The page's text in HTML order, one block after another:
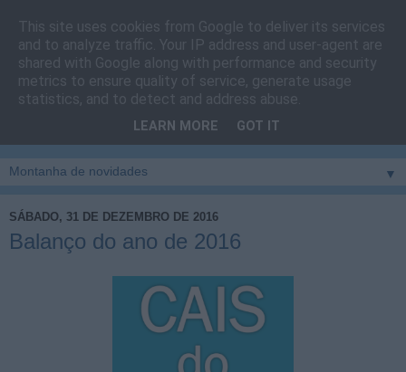
Cais do Pico
Blog sobre um pouco de tudo relacionado com a ilha
vila e ao concelho de São Roque do Pico
▼
SÁBADO, 31 DE DEZEMBRO DE 2016
Balanço do ano de 2016
This site uses cookies from Google to deliver its services
and to analyze traffic. Your IP address and user-agent are
shared with Google along with performance and security
metrics to ensure quality of service, generate usage
statistics, and to detect and address abuse.
LEARN MORE GOT IT